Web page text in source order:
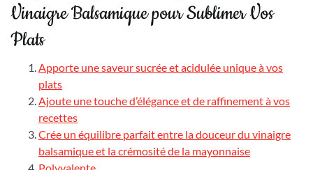
Vinaigre Balsamique pour Sublimer Vos
Plats
Apporte une saveur sucrée et acidulée unique à vos
plats
Ajoute une touche d’élégance et de raffinement à vos
recettes
Crée un équilibre parfait entre la douceur du vinaigre
balsamique et la crémosité de la mayonnaise